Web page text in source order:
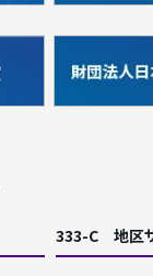
333-C 地区